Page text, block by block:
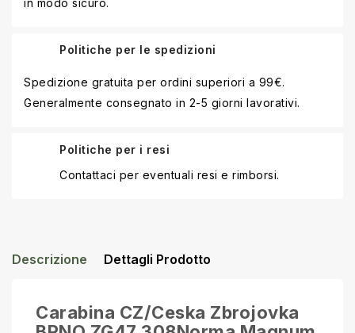
Politiche per le spedizioni
Spedizione gratuita per ordini superiori a 99€.
Generalmente consegnato in 2-5 giorni lavorativi.
Politiche per i resi
Contattaci per eventuali resi e rimborsi.
Descrizione Dettagli Prodotto
Carabina CZ/Ceska Zbrojovka